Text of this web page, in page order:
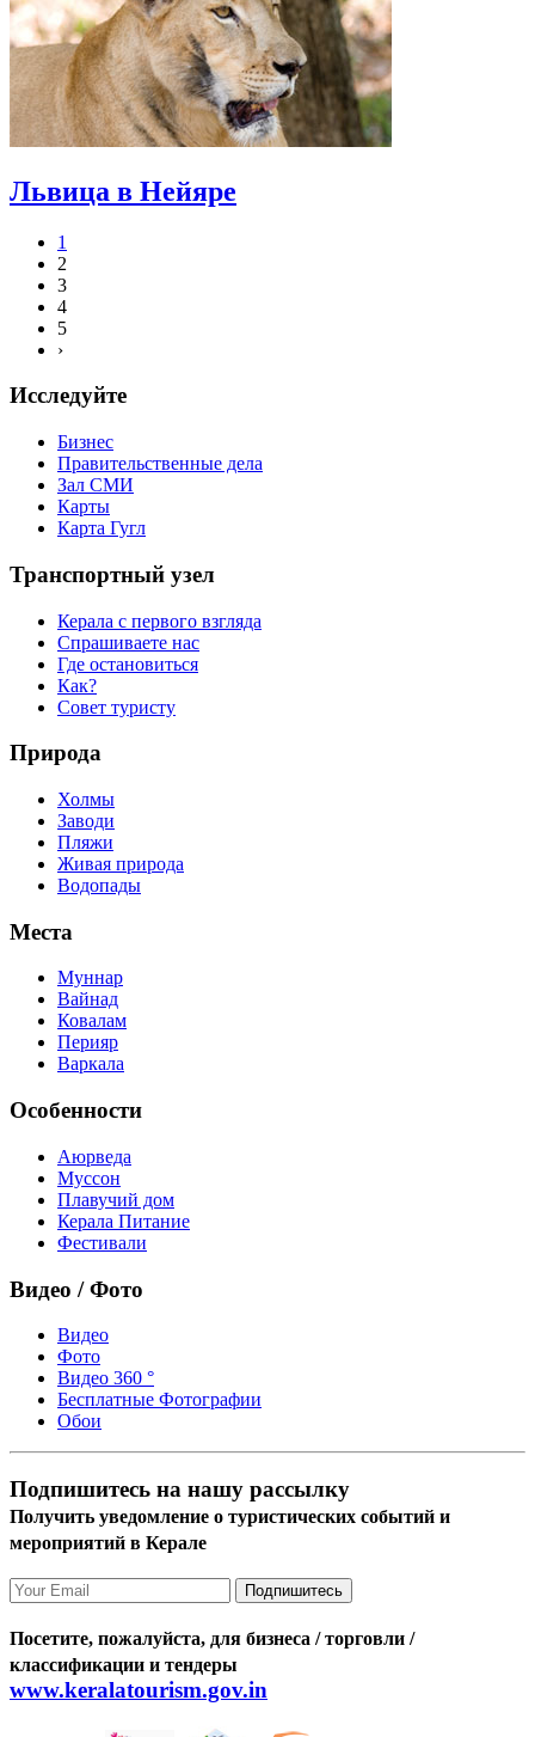
Львица в Нейяре
1
2
3
4
5
›
Исследуйте
Бизнес
Правительственные дела
Зал СМИ
Карты
Карта Гугл
Транспортный узел
Керала с первого взгляда
Спрашиваете нас
Где остановиться
Как?
Совет туристу
Природа
Холмы
Заводи
Пляжи
Живая природа
Водопады
Места
Муннар
Вайнад
Ковалам
Перияр
Варкала
Особенности
Аюрведа
Муссон
Плавучий дом
Керала Питание
Фестивали
Видео / Фото
Видео
Фото
Видео 360 °
Бесплатные Фотографии
Обои
Подпишитесь на нашу рассылку
Получить уведомление о туристических событий и
мероприятий в Керале
Подпишитесь
Посетите, пожалуйста, для бизнеса / торговли /
классификации и тендеры
www.keralatourism.gov.in